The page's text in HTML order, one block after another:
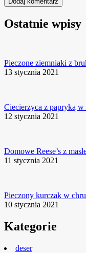
Ostatnie wpisy
Pieczone ziemniaki z
13 stycznia 2021
Ciecierzyca z papryką w
12 stycznia 2021
Domowe Reese’s z
11 stycznia 2021
Pieczony kurczak w
10 stycznia 2021
Kategorie
deser